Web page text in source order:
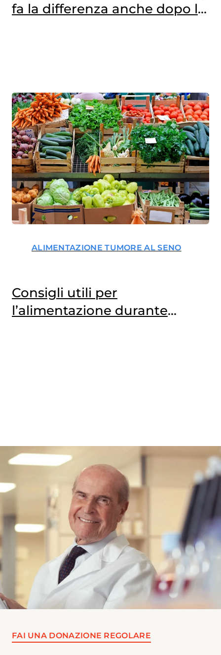
fa la differenza anche dopo la
ALIMENTAZIONE TUMORE AL SENO
Consigli utili per
l’alimentazione durante
FAI UNA DONAZIONE REGOLARE